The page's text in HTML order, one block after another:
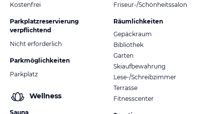
Kostenfrei
Parkplatzreservierung
verpflichtend
Nicht erforderlich
Parkmöglichkeiten
Parkplatz
Wellness
Sauna
Friseur-/Schönheitssalon
Räumlichkeiten
Gepäckraum
Bibliothek
Garten
Skiaufbewahrung
Lese-/Schreibzimmer
Terrasse
Fitnesscenter